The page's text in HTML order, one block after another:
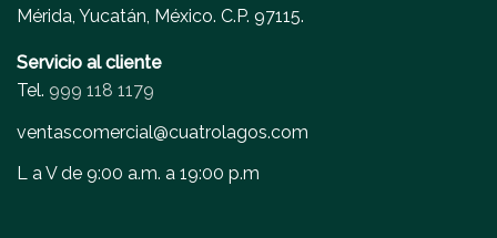
Mérida, Yucatán, México. C.P. 97115.
Servicio al cliente
Tel. 999 118 1179
ventascomercial@cuatrolagos.com
L a V de 9:00 a.m. a 19:00 p.m